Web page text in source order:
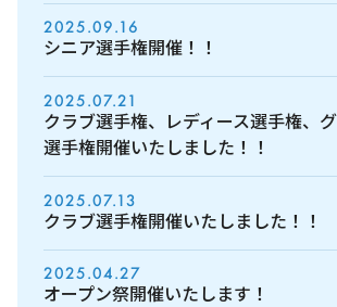
2025.09.16
シニア選手権開催！！
2025.07.21
クラブ選手権、レディース選手権、
選手権開催いたしました！！
2025.07.13
クラブ選手権開催いたしました！！
2025.04.27
オープン祭開催いたします！